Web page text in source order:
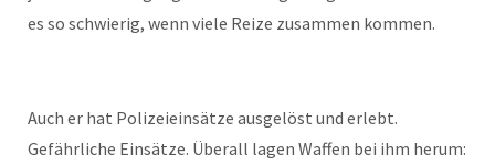
es so schwierig, wenn viele Reize zusammen kommen.
Auch er hat Polizeieinsätze ausgelöst und erlebt.
Gefährliche Einsätze. Überall lagen Waffen bei ihm herum: